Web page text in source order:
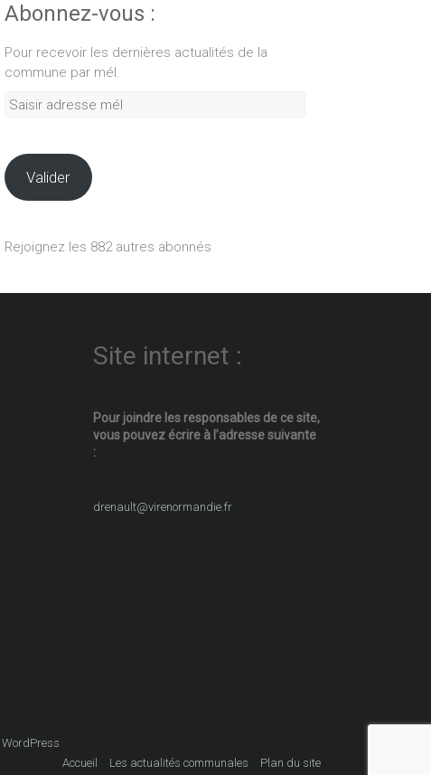
Abonnez-vous :
Pour recevoir les dernières actualités de la
commune par mél.
Saisir
Valider
Rejoignez les 882 autres abonnés
Site internet :
Pour joindre les responsables de ce site,
vous pouvez écrire à l’adresse suivante
:
drenault@virenormandie.fr
WordPress
Accueil
Les actualités communales Plan du site